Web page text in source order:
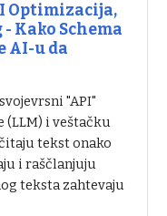
Optimizacija,
Kako Schema
AI-u da
"API"
(LLM) i veštačku
tekst onako
i raščlanjuju
teksta zahtevaju